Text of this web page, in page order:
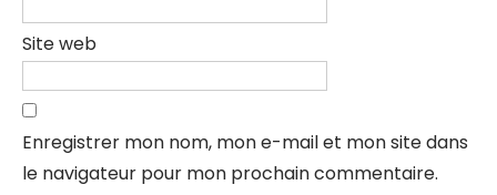
Site web
Enregistrer mon nom, mon e-mail et mon site dans
le navigateur pour mon prochain commentaire.